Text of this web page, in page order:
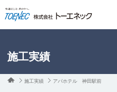
施工実績
施工実績 アパホテル 神田駅前